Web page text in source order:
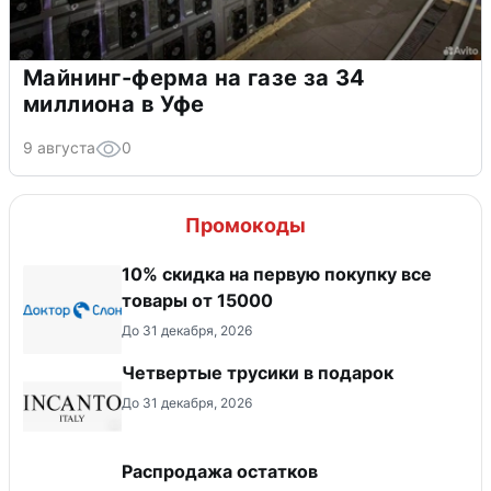
Майнинг-ферма на газе за 34
миллиона в Уфе
9 августа 0
Промокоды
10% скидка на первую покупку все
товары от 15000
До 31 декабря, 2026
Четвертые трусики в подарок
До 31 декабря, 2026
Распродажа остатков